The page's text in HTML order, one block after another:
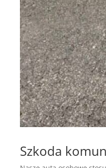
Szkoda